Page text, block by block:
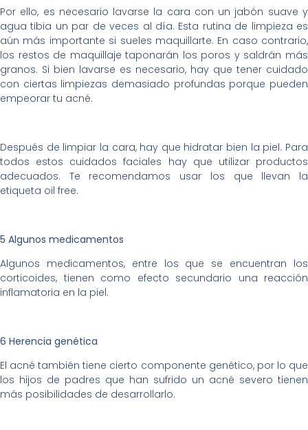
Por ello, es necesario lavarse la cara con un jabón suave y
agua tibia un par de veces al día. Esta rutina de limpieza es
aún más importante si sueles maquillarte. En caso contrario,
los restos de maquillaje taponarán los poros y saldrán más
granos. Si bien lavarse es necesario, hay que tener cuidado
con ciertas limpiezas demasiado profundas porque pueden
empeorar tu acné.
Después de limpiar la cara, hay que hidratar bien la piel. Para
todos estos cuidados faciales hay que utilizar productos
adecuados. Te recomendamos usar los que llevan la
etiqueta oil free.
5 Algunos medicamentos
Algunos medicamentos, entre los que se encuentran los
corticoides, tienen como efecto secundario una reacción
inflamatoria en la piel.
6 Herencia genética
El acné también tiene cierto componente genético, por lo que
los hijos de padres que han sufrido un acné severo tienen
más posibilidades de desarrollarlo.